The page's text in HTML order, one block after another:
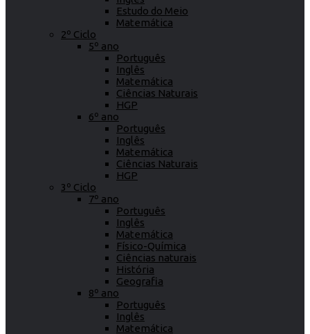
Estudo do Meio
Matemática
2º Ciclo
5º ano
Português
Inglês
Matemática
Ciências Naturais
HGP
6º ano
Português
Inglês
Matemática
Ciências Naturais
HGP
3º Ciclo
7º ano
Português
Inglês
Matemática
Físico-Química
Ciências naturais
História
Geografia
8º ano
Português
Inglês
Matemática